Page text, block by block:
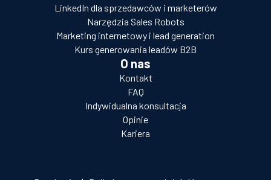
LinkedIn dla sprzedawców i marketerów
Narzędzia Sales Robots
Marketing internetowy i lead generation
Kurs generowania leadów B2B
O nas
Kontakt
FAQ
Indywidualna konsultacja
Opinie
Kariera